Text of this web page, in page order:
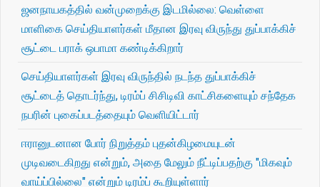
ஜனநாயகத்தில் வன்முறைக்கு இடமில்லை: வெள்ளை
மாளிகை செய்தியாளர்கள் மீதான இரவு விருந்து துப்பாக்கிச்
சூட்டை பராக் ஒபாமா கண்டிக்கிறார்
செய்தியாளர்கள் இரவு விருந்தில் நடந்த துப்பாக்கிச்
சூட்டைத் தொடர்ந்து, டிரம்ப் சிசிடிவி காட்சிகளையும் சந்தேக
நபரின் புகைப்படத்தையும் வெளியிட்டார்
ஈரானுடனான போர் நிறுத்தம் புதன்கிழமையுடன்
முடிவடைகிறது என்றும், அதை மேலும் நீட்டிப்பதற்கு "மிகவும்
வாய்ப்பில்லை" என்றும் டிரம்ப் கூறியுள்ளார்